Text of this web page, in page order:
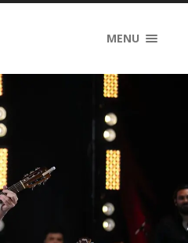
MENU